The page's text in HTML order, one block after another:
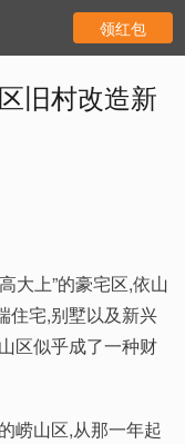
领红包
旧村改造新
大上”的豪宅区,依山
住宅,别墅以及新兴
区似乎成了一种财
崂山区,从那一年起